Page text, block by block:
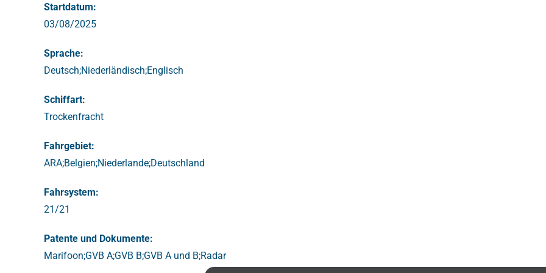
Startdatum:
03/08/2025
Sprache:
Deutsch;Niederländisch;Englisch
Schiffart:
Trockenfracht
Fahrgebiet:
ARA;Belgien;Niederlande;Deutschland
Fahrsystem:
21/21
Patente und Dokumente:
Marifoon;GVB A;GVB B;GVB A und B;Radar